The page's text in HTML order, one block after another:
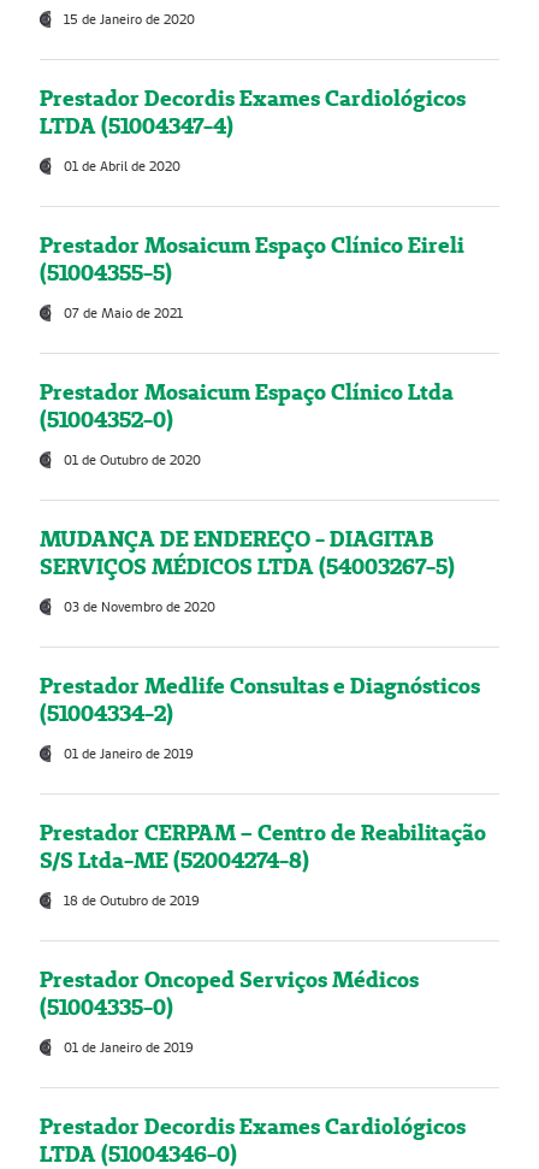
15 de Janeiro de 2020
Prestador Decordis Exames Cardiológicos
LTDA (51004347-4)
01 de Abril de 2020
Prestador Mosaicum Espaço Clínico Eireli
(51004355-5)
07 de Maio de 2021
Prestador Mosaicum Espaço Clínico Ltda
(51004352-0)
01 de Outubro de 2020
MUDANÇA DE ENDEREÇO - DIAGITAB
SERVIÇOS MÉDICOS LTDA (54003267-5)
03 de Novembro de 2020
Prestador Medlife Consultas e Diagnósticos
(51004334-2)
01 de Janeiro de 2019
Prestador CERPAM – Centro de Reabilitação
S/S Ltda-ME (52004274-8)
18 de Outubro de 2019
Prestador Oncoped Serviços Médicos
(51004335-0)
01 de Janeiro de 2019
Prestador Decordis Exames Cardiológicos
LTDA (51004346-0)